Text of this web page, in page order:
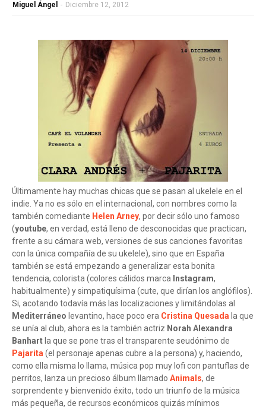
Miguel Ángel - Diciembre 12, 2012
Últimamente hay muchas chicas que se pasan al ukelele en el
indie. Ya no es sólo en el internacional, con nombres como la
también comediante Helen Arney, por decir sólo uno famoso
(youtube, en verdad, está lleno de desconocidas que practican,
frente a su cámara web, versiones de sus canciones favoritas
con la única compañía de su ukelele), sino que en España
también se está empezando a generalizar esta bonita
tendencia, colorista (colores cálidos marca Instagram,
habitualmente) y simpatiquísima (cute, que dirían los anglófilos).
Si, acotando todavía más las localizaciones y limitándolas al
Mediterráneo levantino, hace poco era Cristina Quesada la que
se unía al club, ahora es la también actriz Norah Alexandra
Banhart la que se pone tras el transparente seudónimo de
Pajarita(el personaje apenas cubre a la persona) y, haciendo,
como ella misma lo llama, música pop muy lofi con pantuflas de
perritos, lanza un precioso álbum llamado Animals, de
sorprendente y bienvenido éxito, todo un triunfo de la música
más pequeña, de recursos económicos quizás mínimos